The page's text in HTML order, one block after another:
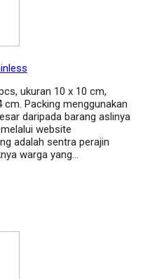
ukuran 10 x 10 cm,
cm. Packing menggunakan
daripada barang aslinya
website
adalah sentra perajin
warga yang…